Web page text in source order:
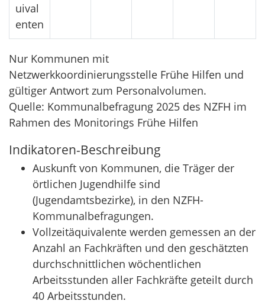
uival
enten
Nur Kommunen mit
Netzwerkkoordinierungsstelle Frühe Hilfen und
gültiger Antwort zum Personalvolumen.
Quelle: Kommunalbefragung 2025 des NZFH im
Rahmen des Monitorings Frühe Hilfen
Indikatoren-Beschreibung
Auskunft von Kommunen, die Träger der
örtlichen Jugendhilfe sind
(Jugendamtsbezirke), in den NZFH-
Kommunalbefragungen.
Vollzeitäquivalente werden gemessen an der
Anzahl an Fachkräften und den geschätzten
durchschnittlichen wöchentlichen
Arbeitsstunden aller Fachkräfte geteilt durch
40 Arbeitsstunden.